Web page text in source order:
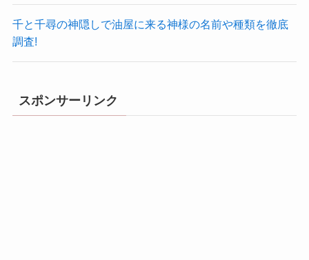
千と千尋の神隠しで油屋に来る神様の名前や種類を徹底
調査!
スポンサーリンク